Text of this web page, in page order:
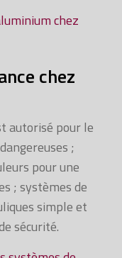
chez
chez
autorisé pour le
;
pour une
; systèmes de
simple et
sécurité.